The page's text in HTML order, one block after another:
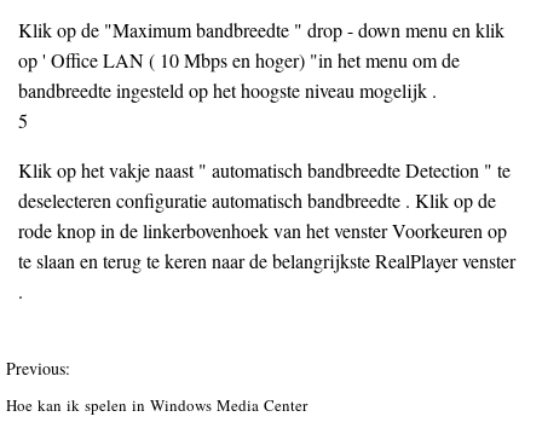
Klik op de "Maximum bandbreedte " drop - down menu en klik
op ' Office LAN ( 10 Mbps en hoger) "in het menu om de
bandbreedte ingesteld op het hoogste niveau mogelijk .
5
Klik op het vakje naast " automatisch bandbreedte Detection " te
deselecteren configuratie automatisch bandbreedte . Klik op de
rode knop in de linkerbovenhoek van het venster Voorkeuren op
te slaan en terug te keren naar de belangrijkste RealPlayer venster
.
Previous:
Hoe kan ik spelen in Windows Media Center